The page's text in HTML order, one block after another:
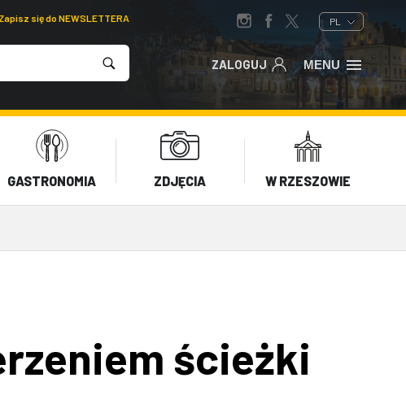
Zapisz się do NEWSLETTERA PL
ZALOGUJ MENU
GASTRONOMIA ZDJĘCIA W RZESZOWIE
ścieżki